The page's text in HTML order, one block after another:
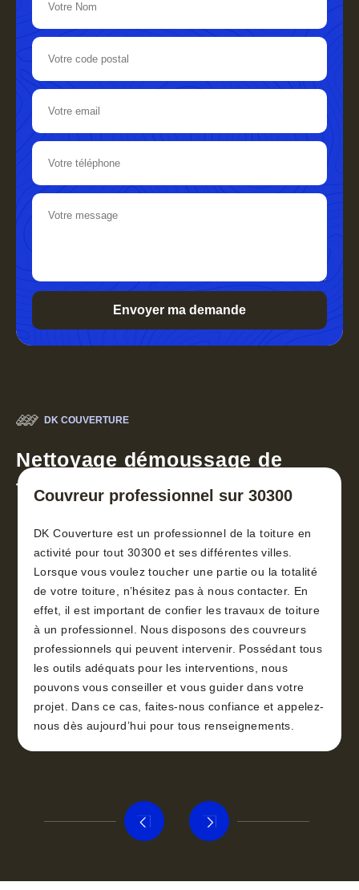
DK COUVERTURE
Nettoyage démoussage de
toiture 30
Couvreur professionnel sur 30300
DK Couverture est un professionnel de la toiture en
activité pour tout 30300 et ses différentes villes.
Lorsque vous voulez toucher une partie ou la totalité
de votre toiture, n’hésitez pas à nous contacter. En
effet, il est important de confier les travaux de toiture
à un professionnel. Nous disposons des couvreurs
professionnels qui peuvent intervenir. Possédant tous
les outils adéquats pour les interventions, nous
pouvons vous conseiller et vous guider dans votre
projet. Dans ce cas, faites-nous confiance et appelez-
nous dès aujourd’hui pour tous renseignements.